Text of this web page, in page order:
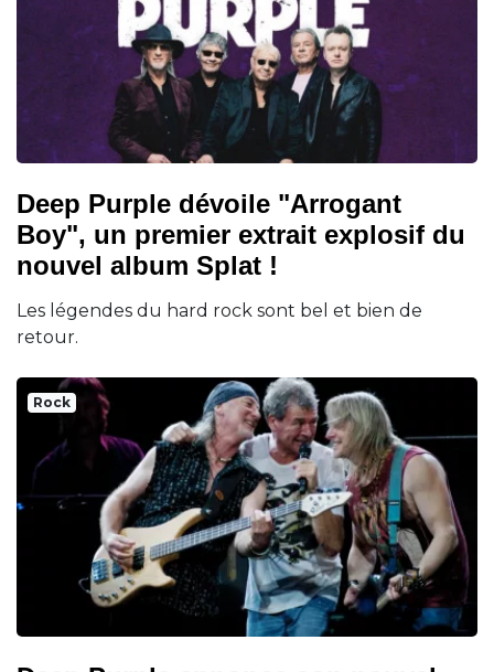
Deep Purple dévoile "Arrogant
Boy", un premier extrait explosif du
nouvel album Splat !
Les légendes du hard rock sont bel et bien de
retour.
Rock